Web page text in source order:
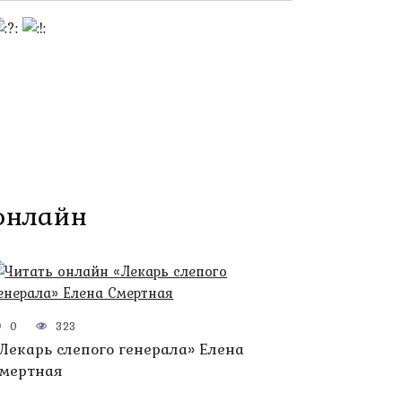
0 323
слепого генерала» Елена